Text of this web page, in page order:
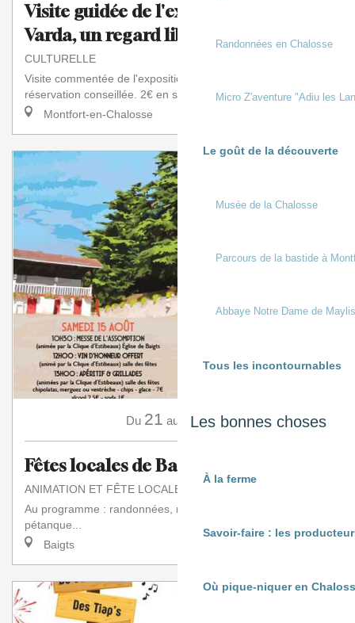
Randonnées en Chalosse
Micro Z'aventure "Adiu les
Le goût de la découverte
Musée de la Chalosse
Parcours de la bastide à
Abbaye Notre Dame de Maylis
Tous les incontournables
Les bonnes choses
À la ferme
Savoir-faire : les
Où pique-niquer en
Visite guidée de l'exposition "Agnès
Varda, un regard libre"
CULTURELLE
Visite commentée de l'exposition. Places limitées,
réservation conseillée. 2€ en sus du droit d'entrée.
Montfort-en-Chalosse
Du 21 au 23Août
Fêtes locales de Baigts (2ème partie)
ANIMATION ET FÊTE LOCALE
Au programme : randonnées, repas conviviaux, concours de
pétanque...
Baigts